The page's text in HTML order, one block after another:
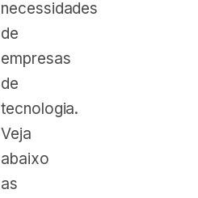
necessidades
de
empresas
de
tecnologia.
Veja
abaixo
as